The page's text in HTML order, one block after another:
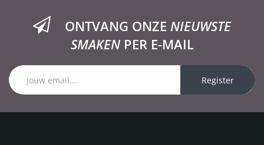
ONTVANG ONZE NIEUWSTE
SMAKENPER E-MAIL
Register